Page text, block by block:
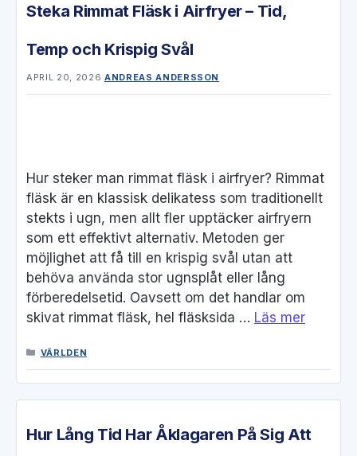
Steka Rimmat Fläsk i Airfryer – Tid,
Temp och Krispig Svål
APRIL 20, 2026 ANDREAS ANDERSSON
Hur steker man rimmat fläsk i airfryer? Rimmat
fläsk är en klassisk delikatess som traditionellt
stekts i ugn, men allt fler upptäcker airfryern
som ett effektivt alternativ. Metoden ger
möjlighet att få till en krispig svål utan att
behöva använda stor ugnsplåt eller lång
förberedelsetid. Oavsett om det handlar om
skivat rimmat fläsk, hel fläsksida … Läs mer
KATEGORIER
VÄRLDEN
Hur Lång Tid Har Åklagaren På Sig Att